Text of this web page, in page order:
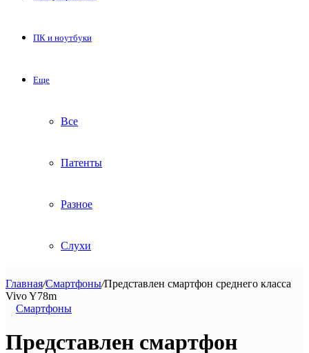
ПК и ноутбуки
Еще
Все
Патенты
Разное
Слухи
Главная/Смартфоны/Представлен смартфон среднего класса
Vivo Y78m
Смартфоны
Представлен смартфон